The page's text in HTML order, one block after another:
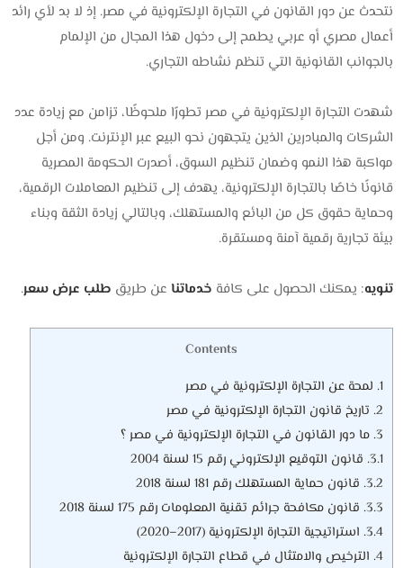
نتحدث عن دور القانون في التجارة الإلكترونية في مصر. إذ لا بد لأي رائد
أعمال مصري أو عربي يطمح إلى دخول هذا المجال من الإلمام
بالجوانب القانونية التي تنظم نشاطه التجاري.
شهدت التجارة الإلكترونية في مصر تطورًا ملحوظًا، تزامن مع زيادة عدد
الشركات والمبادرين الذين يتجهون نحو البيع عبر الإنترنت. ومن أجل
مواكبة هذا النمو وضمان تنظيم السوق، أصدرت الحكومة المصرية
قانونًا خاصًا بالتجارة الإلكترونية، يهدف إلى تنظيم المعاملات الرقمية،
وحماية حقوق كل من البائع والمستهلك، وبالتالي زيادة الثقة وبناء
بيئة تجارية رقمية آمنة ومستقرة.
تنويه: يمكنك الحصول على كافة خدماتنا عن طريق طلب عرض سعر.
Contents
1. لمحة عن التجارة الإلكترونية في مصر
2. تاريخ قانون التجارة الإلكترونية في مصر
3. ما دور القانون في التجارة الإلكترونية في مصر ؟
3.1. قانون التوقيع الإلكتروني رقم 15 لسنة 2004
3.2. قانون حماية المستهلك رقم 181 لسنة 2018
3.3. قانون مكافحة جرائم تقنية المعلومات رقم 175 لسنة 2018
3.4. استراتيجية التجارة الإلكترونية (2017–2020)
4. الترخيص والامتثال في قطاع التجارة الإلكترونية